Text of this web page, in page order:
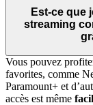
Est-ce que
streaming
Vous pouvez
favorites, comme
Paramount+ et
accès est même